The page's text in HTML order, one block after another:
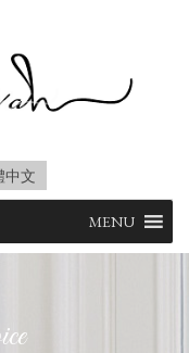
中文
MENU